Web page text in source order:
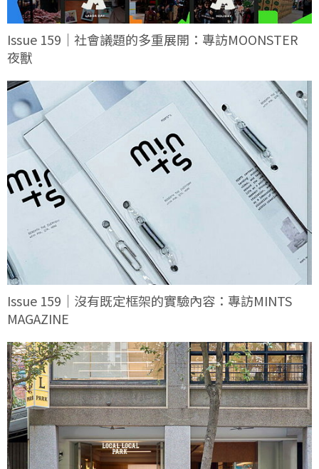
Issue 159｜社會議題的多重展開：專訪MOONSTER
夜獸
Issue 159｜沒有既定框架的實驗內容：專訪MINTS
MAGAZINE